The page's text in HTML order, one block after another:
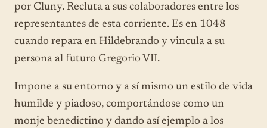
por Cluny. Recluta a sus colaboradores entre los
representantes de esta corriente. Es en 1048
cuando repara en Hildebrando y vincula a su
persona al futuro Gregorio VII.
Impone a su entorno y a sí mismo un estilo de vida
humilde y piadoso, comportándose como un
monje benedictino y dando así ejemplo a los